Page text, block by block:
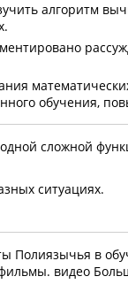
алгоритм
обучения,
сложной
ситуациях.
Полиязычья в
видео